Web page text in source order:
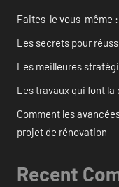
Faites-le vous-même
Les secrets pour
Les meilleures
Les travaux qui font la
Comment les
projet de rénovation
Recent